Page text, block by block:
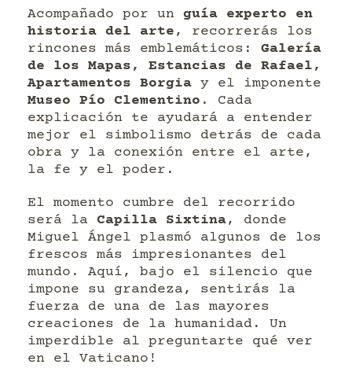
Acompañado por un guía experto en
historia del arte , recorrerás los
rincones más emblemáticos: Galería
de los Mapas, Estancias de Rafael,
Apartamentos Borgia y el imponente
Museo Pío Clementino . Cada
explicación te ayudará a entender
mejor el simbolismo detrás de cada
obra y la conexión entre el arte,
la fe y el poder.
El momento cumbre del recorrido
será la Capilla Sixtina, donde
Miguel Ángel plasmó algunos de los
frescos más impresionantes del
mundo. Aquí, bajo el silencio que
impone su grandeza, sentirás la
fuerza de una de las mayores
creaciones de la humanidad. Un
imperdible al preguntarte qué ver
en el Vaticano!